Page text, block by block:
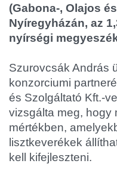
(Gabona-, Olajos
Nyíregyházán, az
nyírségi
Szurovcsák András
konzorciumi
és Szolgáltató Kft.-
vizsgálta meg, hogy
mértékben,
lisztkeverékek
kell kifejleszteni.